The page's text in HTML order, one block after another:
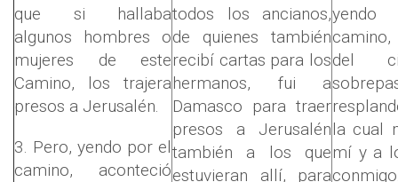
que si hallaba
algunos hombres o
mujeres de este
Camino, los trajera
presos a Jerusalén.
3. Pero, yendo por el
camino, aconteció
todos los ancianos,
de quienes también
recibí cartas para los
hermanos, fui a
Damasco para traer
presos a Jerusalén
también a los que
estuvieran allí, para
del
la cual
mí y a